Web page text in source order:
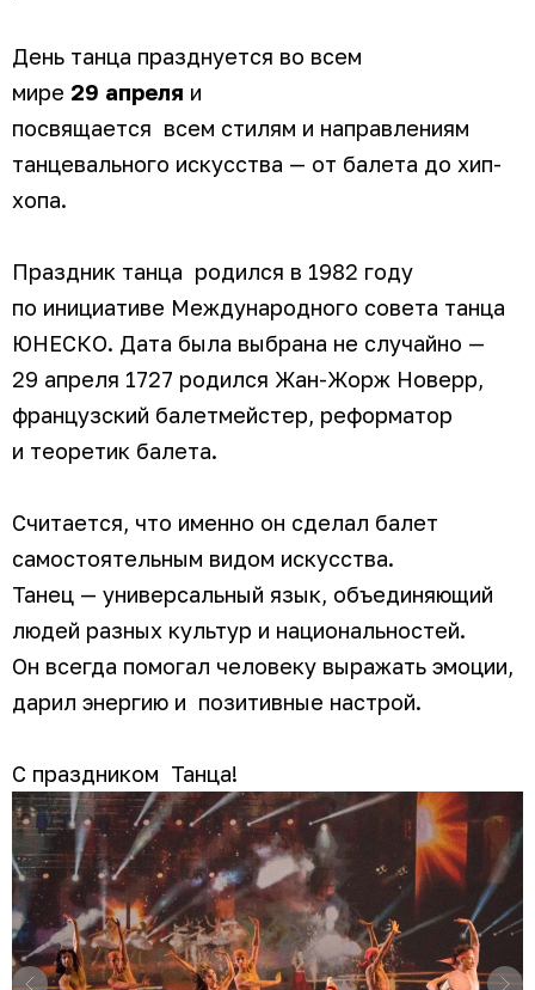
День танца празднуется во всем
мире 29 апреля и
посвящается всем стилям и направлениям
танцевального искусства — от балета до хип-
хопа.
Праздник танца родился в 1982 году
по инициативе Международного совета танца
ЮНЕСКО. Дата была выбрана не случайно —
29 апреля 1727 родился Жан-Жорж Новерр,
французский балетмейстер, реформатор
и теоретик балета.
Считается, что именно он сделал балет
самостоятельным видом искусства.
Танец — универсальный язык, объединяющий
людей разных культур и национальностей.
Он всегда помогал человеку выражать эмоции,
дарил энергию и позитивные настрой.
С праздником Танца!